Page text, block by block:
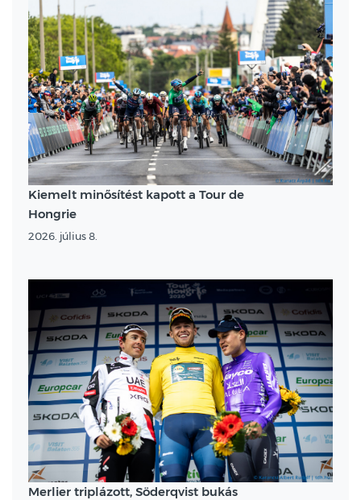
Kiemelt minősítést kapott a Tour de
Hongrie
2026. július 8.
Merlier triplázott, Söderqvist bukás